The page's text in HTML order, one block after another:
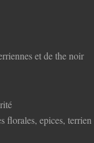
et de the noir
florales, epices, terrien